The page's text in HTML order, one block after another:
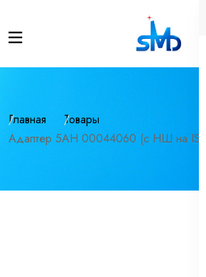
Главная
Товары
Адаптер 5АН 00044060 (с НШ на ISO)